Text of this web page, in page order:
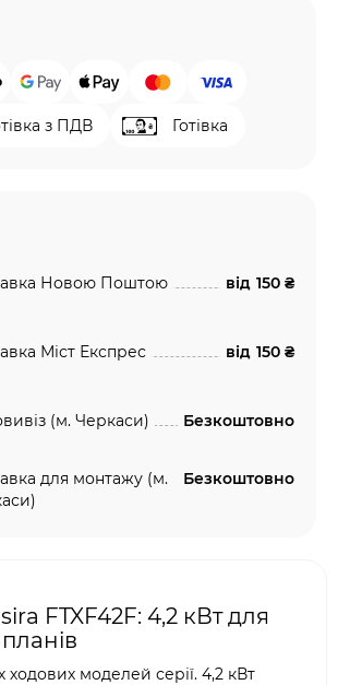
з ПДВ Готівка
Новою Поштою від 150 ₴
Міст Експрес від 150 ₴
(м. Черкаси) Безкоштовно
для монтажу (м.
Безкоштовно
FTXF42F: 4,2 кВт для
ходових моделей серії. 4,2 кВт